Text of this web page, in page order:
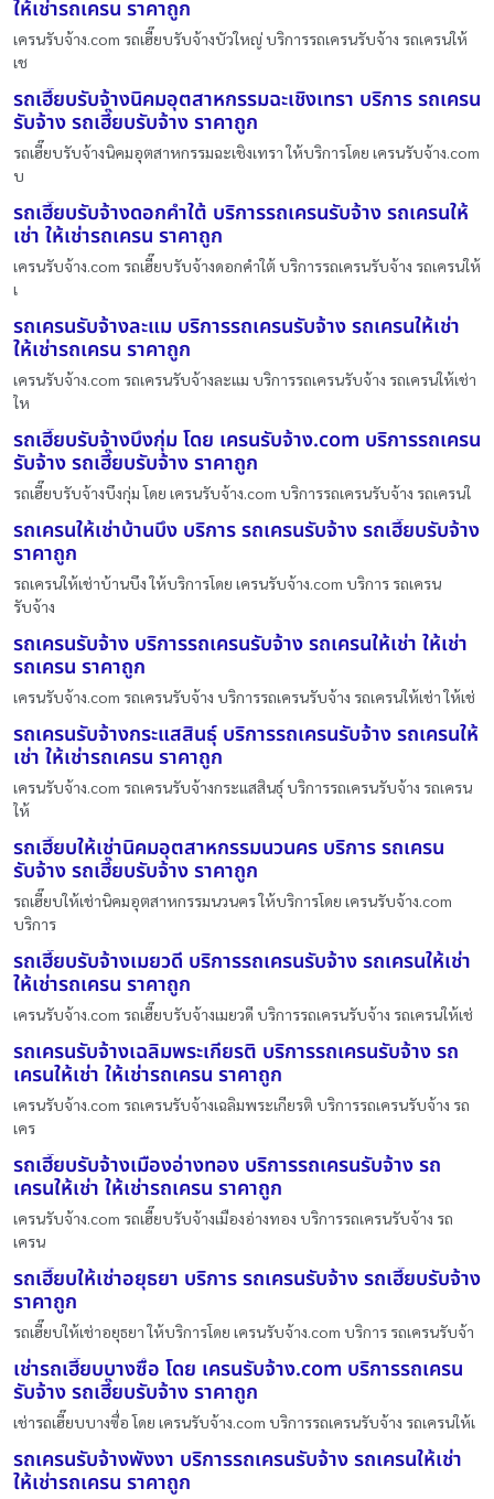
ให้เช่ารถเครน ราคาถูก
เครนรับจ้าง.com รถเฮี๊ยบรับจ้างบัวใหญ่ บริการรถเครนรับจ้าง รถเครนให้
เช
รถเฮี๊ยบรับจ้างนิคมอุตสาหกรรมฉะเชิงเทรา บริการ รถเครน
รับจ้าง รถเฮี๊ยบรับจ้าง ราคาถูก
รถเฮี๊ยบรับจ้างนิคมอุตสาหกรรมฉะเชิงเทรา ให้บริการโดย เครนรับจ้าง.com
บ
รถเฮี๊ยบรับจ้างดอกคำใต้ บริการรถเครนรับจ้าง รถเครนให้
เช่า ให้เช่ารถเครน ราคาถูก
เครนรับจ้าง.com รถเฮี๊ยบรับจ้างดอกคำใต้ บริการรถเครนรับจ้าง รถเครนให้
เ
รถเครนรับจ้างละแม บริการรถเครนรับจ้าง รถเครนให้เช่า
ให้เช่ารถเครน ราคาถูก
เครนรับจ้าง.com รถเครนรับจ้างละแม บริการรถเครนรับจ้าง รถเครนให้เช่า
ให
รถเฮี๊ยบรับจ้างบึงกุ่ม โดย เครนรับจ้าง.com บริการรถเครน
รับจ้าง รถเฮี๊ยบรับจ้าง ราคาถูก
รถเฮี๊ยบรับจ้างบึงกุ่ม โดย เครนรับจ้าง.com บริการรถเครนรับจ้าง รถเครนใ
รถเครนให้เช่าบ้านบึง บริการ รถเครนรับจ้าง รถเฮี๊ยบรับจ้าง
ราคาถูก
รถเครนให้เช่าบ้านบึง ให้บริการโดย เครนรับจ้าง.com บริการ รถเครน
รับจ้าง
รถเครนรับจ้าง บริการรถเครนรับจ้าง รถเครนให้เช่า ให้เช่า
รถเครน ราคาถูก
เครนรับจ้าง.com รถเครนรับจ้าง บริการรถเครนรับจ้าง รถเครนให้เช่า ให้เช่
รถเครนรับจ้างกระแสสินธุ์ บริการรถเครนรับจ้าง รถเครนให้
เช่า ให้เช่ารถเครน ราคาถูก
เครนรับจ้าง.com รถเครนรับจ้างกระแสสินธุ์ บริการรถเครนรับจ้าง รถเครน
ให้
รถเฮี๊ยบให้เช่านิคมอุตสาหกรรมนวนคร บริการ รถเครน
รับจ้าง รถเฮี๊ยบรับจ้าง ราคาถูก
รถเฮี๊ยบให้เช่านิคมอุตสาหกรรมนวนคร ให้บริการโดย เครนรับจ้าง.com
บริการ
รถเฮี๊ยบรับจ้างเมยวดี บริการรถเครนรับจ้าง รถเครนให้เช่า
ให้เช่ารถเครน ราคาถูก
เครนรับจ้าง.com รถเฮี๊ยบรับจ้างเมยวดี บริการรถเครนรับจ้าง รถเครนให้เช่
รถเครนรับจ้างเฉลิมพระเกียรติ บริการรถเครนรับจ้าง รถ
เครนให้เช่า ให้เช่ารถเครน ราคาถูก
เครนรับจ้าง.com รถเครนรับจ้างเฉลิมพระเกียรติ บริการรถเครนรับจ้าง รถ
เคร
รถเฮี๊ยบรับจ้างเมืองอ่างทอง บริการรถเครนรับจ้าง รถ
เครนให้เช่า ให้เช่ารถเครน ราคาถูก
เครนรับจ้าง.com รถเฮี๊ยบรับจ้างเมืองอ่างทอง บริการรถเครนรับจ้าง รถ
เครน
รถเฮี๊ยบให้เช่าอยุธยา บริการ รถเครนรับจ้าง รถเฮี๊ยบรับจ้าง
ราคาถูก
รถเฮี๊ยบให้เช่าอยุธยา ให้บริการโดย เครนรับจ้าง.com บริการ รถเครนรับจ้า
เช่ารถเฮี๊ยบบางซื่อ โดย เครนรับจ้าง.com บริการรถเครน
รับจ้าง รถเฮี๊ยบรับจ้าง ราคาถูก
เช่ารถเฮี๊ยบบางซื่อ โดย เครนรับจ้าง.com บริการรถเครนรับจ้าง รถเครนให้เ
รถเครนรับจ้างพังงา บริการรถเครนรับจ้าง รถเครนให้เช่า
ให้เช่ารถเครน ราคาถูก